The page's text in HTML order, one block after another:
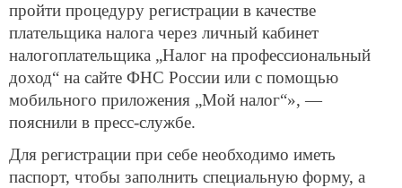
пройти процедуру регистрации в качестве
плательщика налога через личный кабинет
налогоплательщика „Налог на профессиональный
доход“ на сайте ФНС России или с помощью
мобильного приложения „Мой налог“», —
пояснили в пресс-службе.
Для регистрации при себе необходимо иметь
паспорт, чтобы заполнить специальную форму, а